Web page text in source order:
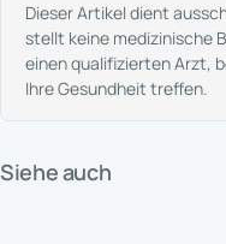
Dieser Artikel dient
stellt keine medizinische
einen qualifizierten Arzt,
Ihre Gesundheit treffen.
Siehe auch
vorbereiten können. Wir
Erfahren Sie die Grundlagen